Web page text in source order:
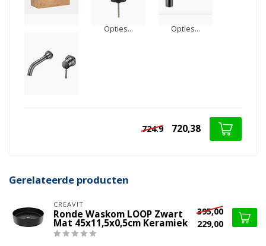
Opties... Opties...
724.9 720,38
Gerelateerde producten
CREAVIT
Ronde Waskom LOOP Zwart
Mat 45x11,5x0,5cm Keramiek
395,00
229,00